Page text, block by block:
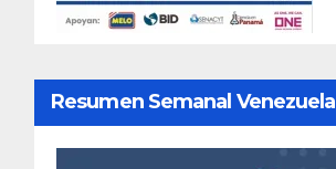
Resumen Semanal Venezuela